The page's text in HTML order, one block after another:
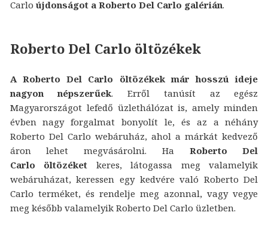
Carlo újdonságot a Roberto Del Carlo galérián.
Roberto Del Carlo öltözékek
A Roberto Del Carlo öltözékek már hosszú ideje
nagyon népszerűek. Erről tanúsít az egész
Magyarországot lefedő üzlethálózat is, amely minden
évben nagy forgalmat bonyolít le, és az a néhány
Roberto Del Carlo webáruház, ahol a márkát kedvező
áron lehet megvásárolni. Ha Roberto Del
Carlo öltözéket keres, látogassa meg valamelyik
webáruházat, keressen egy kedvére való Roberto Del
Carlo terméket, és rendelje meg azonnal, vagy vegye
meg később valamelyik Roberto Del Carlo üzletben.